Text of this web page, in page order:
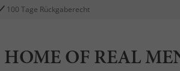
100 Tage Rückgaberecht
HOME OF REAL